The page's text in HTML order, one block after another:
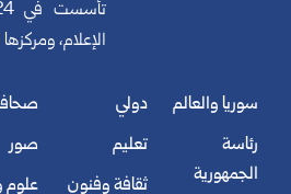
الإعلام،
سوريا والعالم
رئاسة
الجمهورية
دولي
تعليم
ثقافة وفنون
صور
علوم